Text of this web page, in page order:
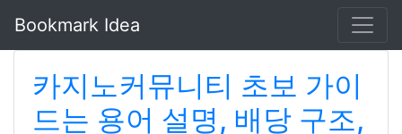
Bookmark Idea
카지노커뮤니티 초보 가이
드는 용어 설명, 배당 구조,